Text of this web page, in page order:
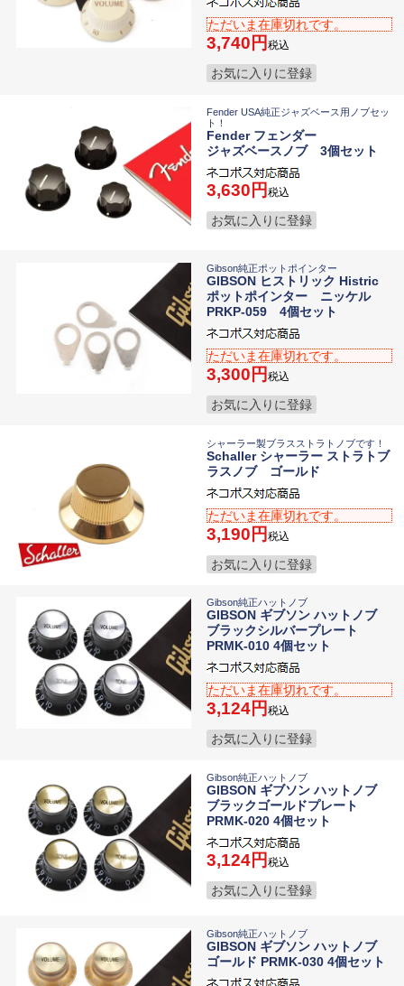
ただいま在庫切れです。
3,740 税込
お気に入りに登録
Fender USA純正ジャズベース用ノブセッ
ト！
Fender フェンダー
ジャズベースノブ 3個セット
3,630 税込
お気に入りに登録
Gibson純正ポットポインター
GIBSON ヒストリック Histric
ポットポインター ニッケル
PRKP-059 4個セット
ただいま在庫切れです。
3,300 税込
お気に入りに登録
シャーラー製ブラスストラトノブです！
Schaller シャーラー ストラトブ
ラスノブ ゴールド
ただいま在庫切れです。
3,190 税込
お気に入りに登録
Gibson純正ハットノブ
GIBSON ギブソン ハットノブ
ブラックシルバープレート
PRMK-010 4個セット
ただいま在庫切れです。
3,124 税込
お気に入りに登録
Gibson純正ハットノブ
GIBSON ギブソン ハットノブ
ブラックゴールドプレート
PRMK-020 4個セット
3,124 税込
お気に入りに登録
Gibson純正ハットノブ
GIBSON ギブソン ハットノブ
ゴールド PRMK-030 4個セット